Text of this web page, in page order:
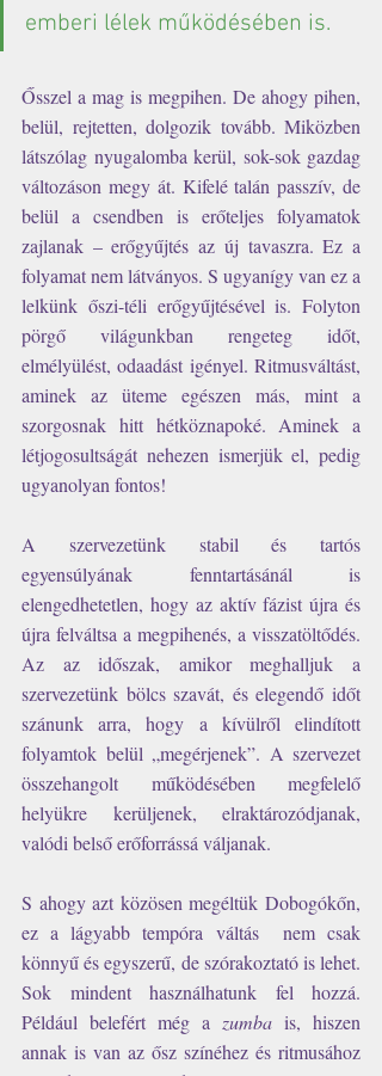
emberi lélek működésében is.
Ősszel a mag is megpihen. De ahogy pihen,
belül, rejtetten, dolgozik tovább. Miközben
látszólag nyugalomba kerül, sok-sok gazdag
változáson megy át. Kifelé talán passzív, de
belül a csendben is erőteljes folyamatok
zajlanak – erőgyűjtés az új tavaszra. Ez a
folyamat nem látványos. S ugyanígy van ez a
lelkünk őszi-téli erőgyűjtésével is. Folyton
pörgő világunkban rengeteg időt,
elmélyülést, odaadást igényel. Ritmusváltást,
aminek az üteme egészen más, mint a
szorgosnak hitt hétköznapoké. Aminek a
létjogosultságát nehezen ismerjük el, pedig
ugyanolyan fontos!
A szervezetünk stabil és tartós
egyensúlyának fenntartásánál is
elengedhetetlen, hogy az aktív fázist újra és
újra felváltsa a megpihenés, a visszatöltődés.
Az az időszak, amikor meghalljuk a
szervezetünk bölcs szavát, és elegendő időt
szánunk arra, hogy a kívülről elindított
folyamtok belül „megérjenek”. A szervezet
összehangolt működésében megfelelő
helyükre kerüljenek, elraktározódjanak,
valódi belső erőforrássá váljanak.
S ahogy azt közösen megéltük Dobogókőn,
ez a lágyabb tempóra váltás  nem csak
könnyű és egyszerű, de szórakoztató is lehet.
Sok mindent használhatunk fel hozzá.
Például belefért még a zumba is, hiszen
annak is van az ősz színéhez és ritmusához